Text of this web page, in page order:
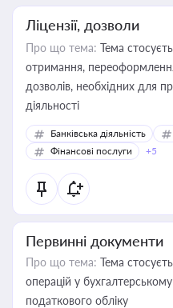
Ліцензії, дозволи
Про що тема: Тема
отримання,
дозволів, необхідних для
діяльності
Банківська діяльність
Фінансові послуги
+5
Первинні документи
Про що тема: Тема
операцій у
податкового обліку